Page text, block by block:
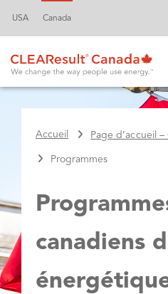
USA Canada
Accueil Page d’accueil –
Programmes
canadiens